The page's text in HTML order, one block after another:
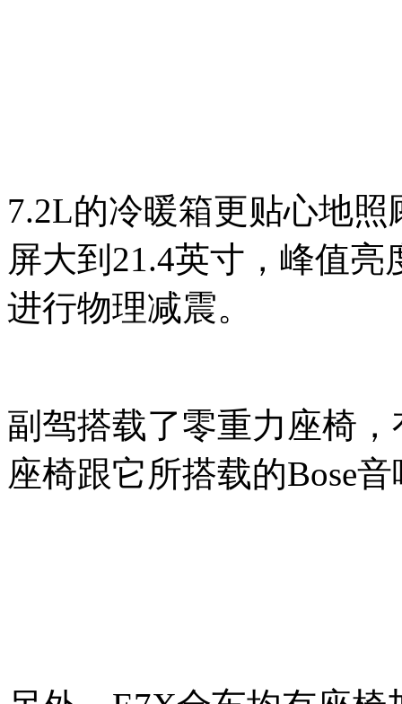
7.2L的冷暖箱更贴心地
屏大到21.4英寸，峰值
进行物理减震。
副驾搭载了零重力座椅
座椅跟它所搭载的Bose